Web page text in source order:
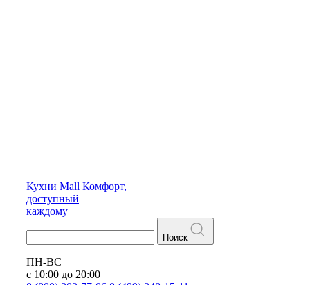
Кухни Mall Комфорт,
доступный
каждому
Поиск
ПН-ВС
с 10:00 до 20:00